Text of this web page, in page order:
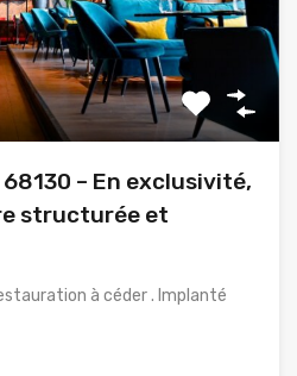
68130 – En exclusivité,
structurée et
à céder . Implanté